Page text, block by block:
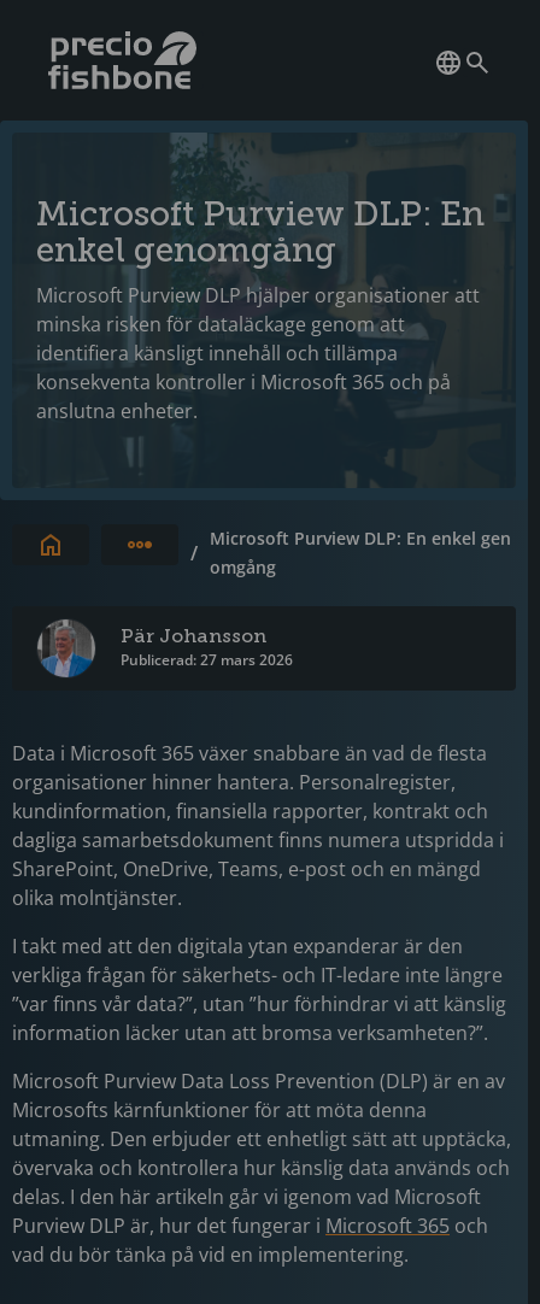
Microsoft Purview DLP: En
enkel genomgång
Microsoft Purview DLP hjälper organisationer att
minska risken för dataläckage genom att
identifiera känsligt innehåll och tillämpa
konsekventa kontroller i Microsoft 365 och på
anslutna enheter.
Expandera brödsmulor
/
Microsoft Purview DLP: En enkel gen
omgång
Pär Johansson
Publicerad: 27 mars 2026
Data i Microsoft 365 växer snabbare än vad de flesta
organisationer hinner hantera. Personalregister,
kundinformation, finansiella rapporter, kontrakt och
dagliga samarbetsdokument finns numera utspridda i
SharePoint, OneDrive, Teams, e-post och en mängd
olika molntjänster.
I takt med att den digitala ytan expanderar är den
verkliga frågan för säkerhets- och IT-ledare inte längre
”var finns vår data?”, utan ”hur förhindrar vi att känslig
information läcker utan att bromsa verksamheten?”.
Microsoft Purview Data Loss Prevention (DLP) är en av
Microsofts kärnfunktioner för att möta denna
utmaning. Den erbjuder ett enhetligt sätt att upptäcka,
övervaka och kontrollera hur känslig data används och
delas. I den här artikeln går vi igenom vad Microsoft
Purview DLP är, hur det fungerar i Microsoft 365 och
vad du bör tänka på vid en implementering.